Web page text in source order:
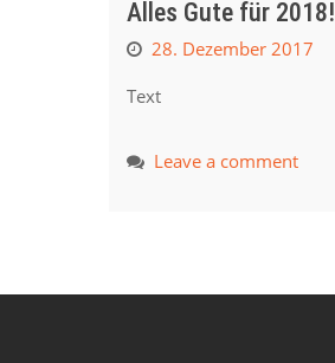
Alles Gute für 2018!
28. Dezember 2017
Text
Leave a comment